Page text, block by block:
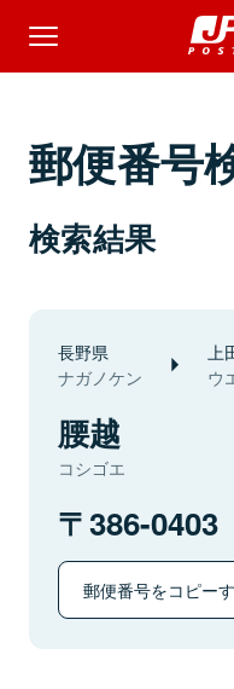
郵便番号
検索結果
長野県
ナガノケン
上
ウ
腰越
コシゴエ
386-0403
郵便番号をコピー